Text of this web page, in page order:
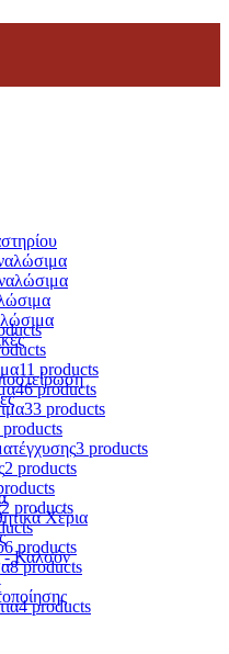
Χέρια
- Καλσόν
11 products
46 products
33 products
products
3 products
2 products
2 products
6 products
8 products
4 products